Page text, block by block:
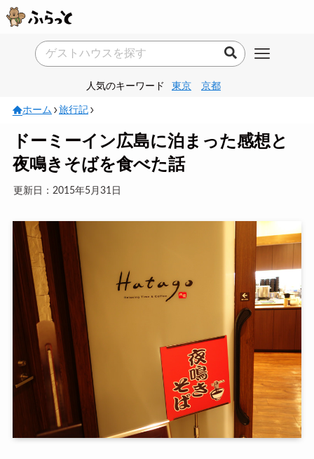
人気のキーワード 東京 京都
ホーム 旅行記
ドーミーイン広島に泊まった感想と
夜鳴きそばを食べた話
更新日：2015年5月31日